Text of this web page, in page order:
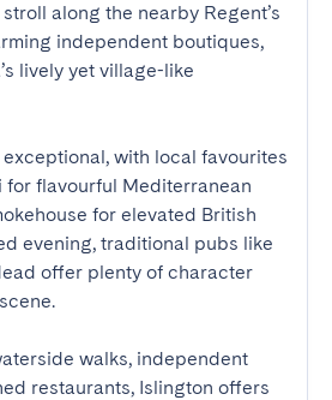
along the nearby Regent’s
independent boutiques,
lively yet village-like
with local favourites
for flavourful Mediterranean
for elevated British
evening, traditional pubs like
offer plenty of character
walks, independent
restaurants, Islington offers